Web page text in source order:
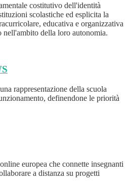
costitutivo dell'identità
scolastiche ed esplicita la
educativa e organizzativa
nell'ambito della loro autonomia.
rappresentazione della scuola
definendone le priorità
europea che connette insegnanti
a distanza su progetti